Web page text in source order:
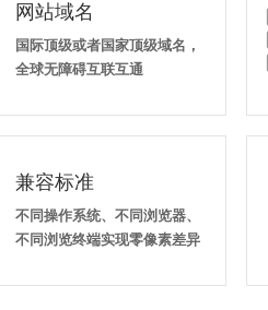
网站域名
国际顶级或者国家顶级域名，
全球无障碍互联互通
兼容标准
不同操作系统、不同浏览器、
不同浏览终端实现零像素差异